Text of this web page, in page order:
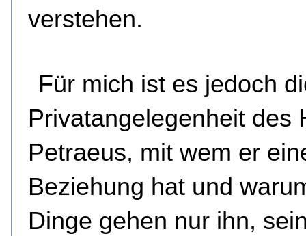
verstehen.
Für mich ist es jedoch
Privatangelegenheit des
Petraeus, mit wem er
Beziehung hat und
Dinge gehen nur ihn,